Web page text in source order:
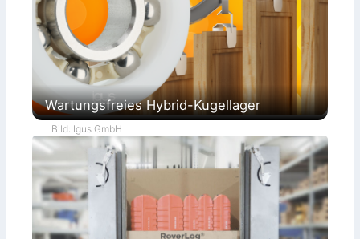
Wartungsfreies Hybrid-Kugellager
Bild: Igus GmbH